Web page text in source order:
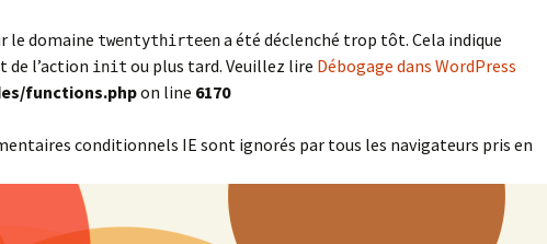
le domaine twentythirteena été déclenché trop tôt. Cela indique
de l’action init ou plus tard. Veuillez lire Débogage dans WordPress
functions.phpon line 6170
conditionnels IE sont ignorés par tous les navigateurs pris en